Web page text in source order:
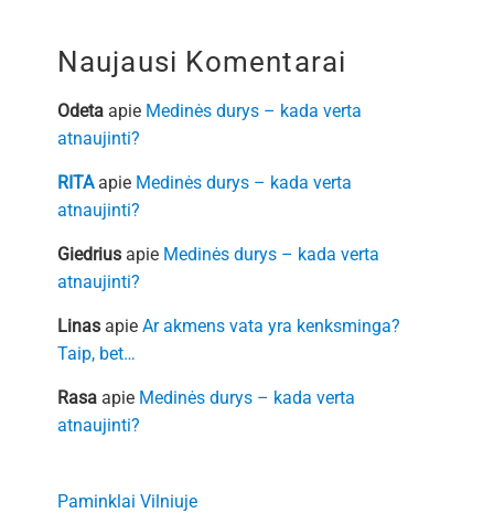
Naujausi Komentarai
Odetaapie Medinės durys – kada verta
atnaujinti?
RITAapie Medinės durys – kada verta
atnaujinti?
Giedriusapie Medinės durys – kada verta
atnaujinti?
Linasapie Ar akmens vata yra kenksminga?
Taip, bet…
Rasaapie Medinės durys – kada verta
atnaujinti?
Paminklai Vilniuje